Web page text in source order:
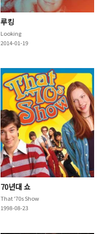
루킹
Looking
2014-01-19
70년대 쇼
That '70s Show
1998-08-23